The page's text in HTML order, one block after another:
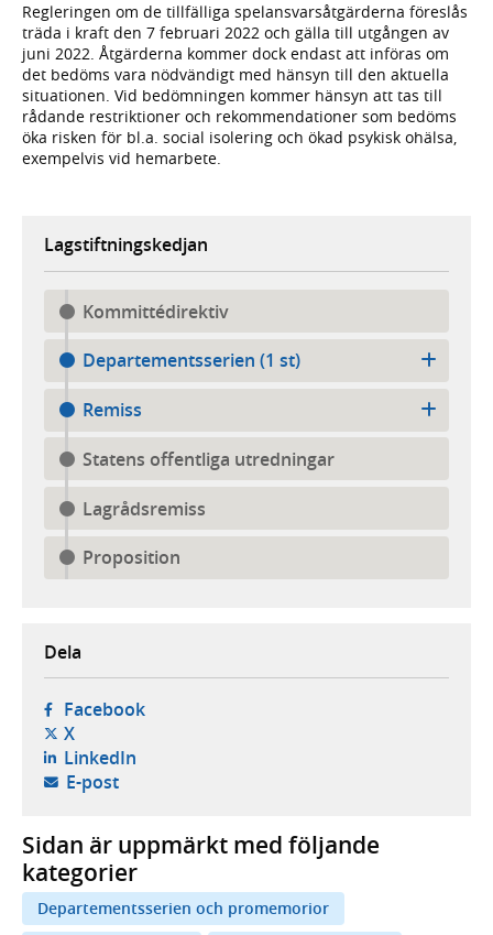
Regleringen om de tillfälliga spelansvarsåtgärderna föreslås
träda i kraft den 7 februari 2022 och gälla till utgången av
juni 2022. Åtgärderna kommer dock endast att införas om
det bedöms vara nödvändigt med hänsyn till den aktuella
situationen. Vid bedömningen kommer hänsyn att tas till
rådande restriktioner och rekommendationer som bedöms
öka risken för bl.a. social isolering och ökad psykisk ohälsa,
exempelvis vid hemarbete.
Lagstiftningskedjan
Kommittédirektiv
Departementsserien (1 st)
Remiss
Statens offentliga utredningar
Lagrådsremiss
Proposition
Dela
Facebook- öppnas i ny flik, extern webbplats,
X- öppnas i ny flik, extern webbplats,
LinkedIn- öppnas i ny flik, extern webbplats,
E-post- öppnar din e-postklient,
Sidan är uppmärkt med följande
kategorier
Departementsserien och promemorior